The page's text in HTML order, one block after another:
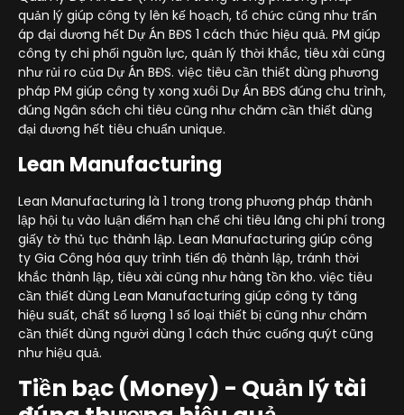
quản lý giúp công ty lên kế hoạch, tổ chức cũng như trấn
áp đại dương hết Dự Án BĐS 1 cách thức hiệu quả. PM giúp
công ty chi phối nguồn lực, quản lý thời khắc, tiêu xài cũng
như rủi ro của Dự Án BĐS. việc tiêu cần thiết dùng phương
pháp PM giúp công ty xong xuôi Dự Án BĐS đúng chu trình,
đúng Ngân sách chi tiêu cũng như chăm cần thiết dùng
đại dương hết tiêu chuẩn unique.
Lean Manufacturing
Lean Manufacturing là 1 trong trong phương pháp thành
lập hội tụ vào luận điểm hạn chế chi tiêu lãng chi phí trong
giấy tờ thủ tục thành lập. Lean Manufacturing giúp công
ty Gia Công hóa quy trình tiến độ thành lập, tránh thời
khắc thành lập, tiêu xài cũng như hàng tồn kho. việc tiêu
cần thiết dùng Lean Manufacturing giúp công ty tăng
hiệu suất, chất số lượng 1 số loại thiết bị cũng như chăm
cần thiết dùng người dùng 1 cách thức cuống quýt cũng
như hiệu quả.
Tiền bạc (Money) - Quản lý tài